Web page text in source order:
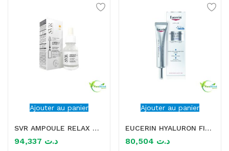
Ajouter au panier
SVR AMPOULE RELAX NIGHT SERUM CONTOUR DES YEUX 15ML
د.ت
Ajouter au panier
EUCERIN HYALURON FILLER 3 EFFECT SOIN CONTOUR DES YEUX 15ML
د.ت